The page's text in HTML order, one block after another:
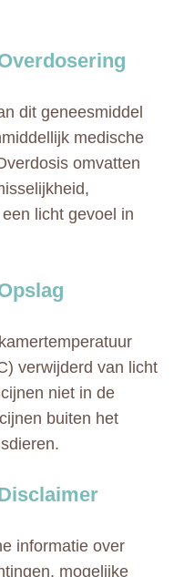
dit geneesmiddel
medische
omvatten
licht gevoel in
verwijderd van licht
niet in de
buiten het
informatie over
mogelijke